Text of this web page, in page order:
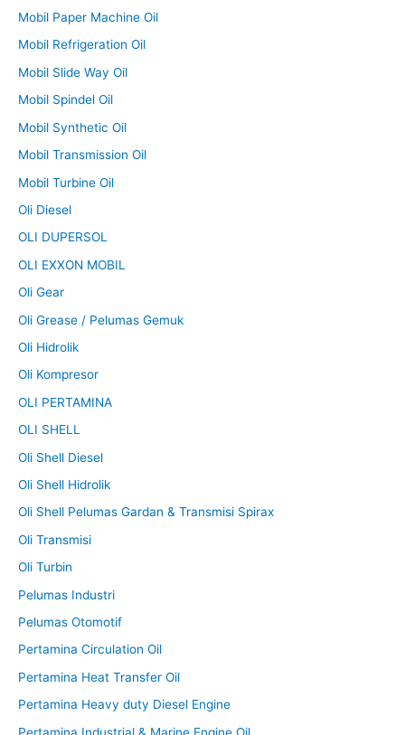
Mobil Paper Machine Oil
Mobil Refrigeration Oil
Mobil Slide Way Oil
Mobil Spindel Oil
Mobil Synthetic Oil
Mobil Transmission Oil
Mobil Turbine Oil
Oli Diesel
OLI DUPERSOL
OLI EXXON MOBIL
Oli Gear
Oli Grease / Pelumas Gemuk
Oli Hidrolik
Oli Kompresor
OLI PERTAMINA
OLI SHELL
Oli Shell Diesel
Oli Shell Hidrolik
Oli Shell Pelumas Gardan & Transmisi Spirax
Oli Transmisi
Oli Turbin
Pelumas Industri
Pelumas Otomotif
Pertamina Circulation Oil
Pertamina Heat Transfer Oil
Pertamina Heavy duty Diesel Engine
Pertamina Industrial & Marine Engine Oil